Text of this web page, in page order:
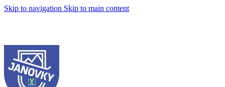
Skip to navigation Skip to main content